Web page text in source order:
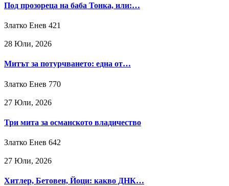
Под прозореца на баба Тонка, или:…
Златко Енев 421
28 Юли, 2026
Митът за потурчването: една от…
Златко Енев 770
27 Юли, 2026
Три мита за османското владичество
Златко Енев 642
27 Юли, 2026
Хитлер, Бетовен, Йоци: какво ДНК…